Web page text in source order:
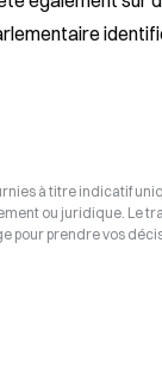
à titre indicatif
ou juridique. Le
pour prendre vos